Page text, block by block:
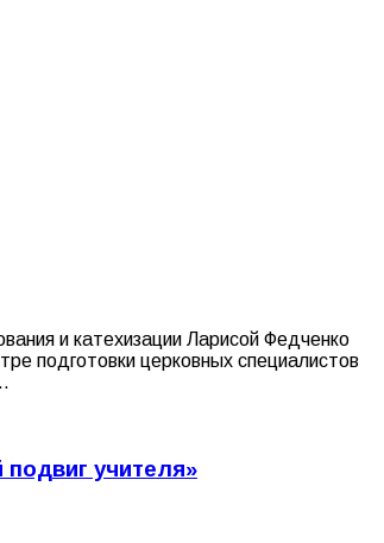
и катехизации Ларисой Федченко
подготовки церковных специалистов
учителя»